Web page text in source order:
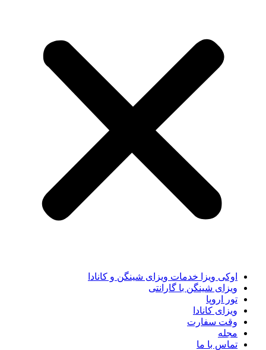
اوکی ویزا خدمات ویزای شینگن و کانادا
ویزای شینگن با گارانتی
تور اروپا
ویزای کانادا
وقت سفارت
مجله
تماس با ما